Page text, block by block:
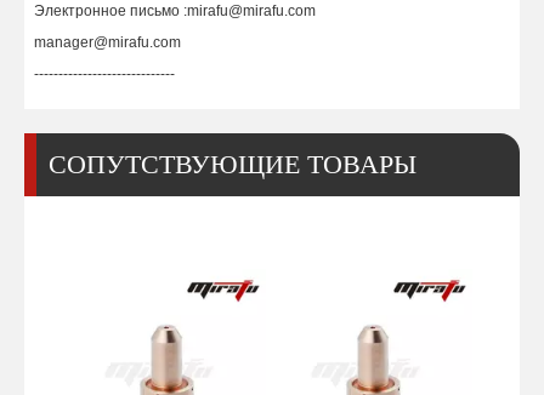
Электронное письмо :mirafu@mirafu.com
manager@mirafu.com
-----------------------------
СОПУТСТВУЮЩИЕ ТОВАРЫ
Форсунка ТД 60А 9-8210